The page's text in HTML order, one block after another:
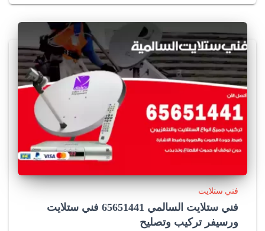
فني ستلايت
فني ستلايت السالمي 65651441 فني ستلايت
ورسيفر تركيب وتصليح